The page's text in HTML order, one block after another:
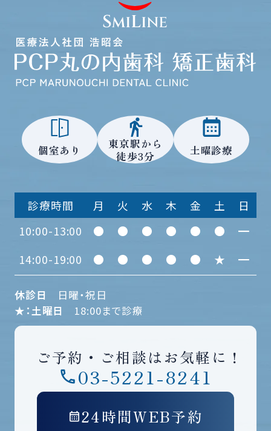
個室あり
東京駅から
徒歩3分
土曜診療
診療時間 月 火 水 木 金 土
日
10:00-13:00
● ● ● ● ● ●
━
14:00-19:00
● ● ● ● ● ★ ━
休診日
日曜・祝日
★：土曜日
18:00まで診療
ご予約・ご相談はお気軽に！
03-5221-8241
24時間WEB予約